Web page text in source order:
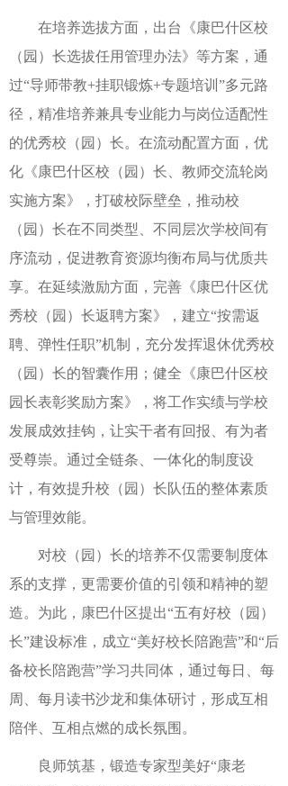
在培养选拔方面，出台《康巴什区校
（园）长选拔任用管理办法》等方案，通
过“导师带教+挂职锻炼+专题培训”多元路
径，精准培养兼具专业能力与岗位适配性
的优秀校（园）长。在流动配置方面，优
化《康巴什区校（园）长、教师交流轮岗
实施方案》，打破校际壁垒，推动校
（园）长在不同类型、不同层次学校间有
序流动，促进教育资源均衡布局与优质共
享。在延续激励方面，完善《康巴什区优
秀校（园）长返聘方案》，建立“按需返
聘、弹性任职”机制，充分发挥退休优秀校
（园）长的智囊作用；健全《康巴什区校
园长表彰奖励方案》，将工作实绩与学校
发展成效挂钩，让实干者有回报、有为者
受尊崇。通过全链条、一体化的制度设
计，有效提升校（园）长队伍的整体素质
与管理效能。
对校（园）长的培养不仅需要制度体
系的支撑，更需要价值的引领和精神的塑
造。为此，康巴什区提出“五有好校（园）
长”建设标准，成立“美好校长陪跑营”和“后
备校长陪跑营”学习共同体，通过每日、每
周、每月读书沙龙和集体研讨，形成互相
陪伴、互相点燃的成长氛围。
良师筑基，锻造专家型美好“康老